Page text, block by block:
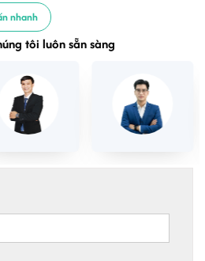
nhanh
tôi luôn sẵn sàng